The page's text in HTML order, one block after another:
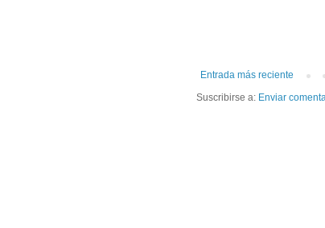
Entrada más reciente
Suscribirse a: Enviar